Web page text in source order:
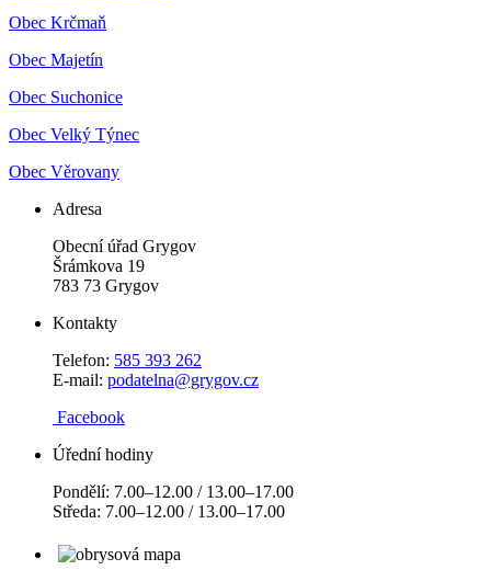
Obec Krčmaň
Obec Majetín
Obec Suchonice
Obec Velký Týnec
Obec Věrovany
Adresa
Obecní úřad Grygov
Šrámkova 19
783 73 Grygov
Kontakty
Telefon: 585 393 262
E-mail: podatelna@grygov.cz
Facebook
Úřední hodiny
Pondělí: 7.00–12.00 / 13.00–17.00
Středa: 7.00–12.00 / 13.00–17.00